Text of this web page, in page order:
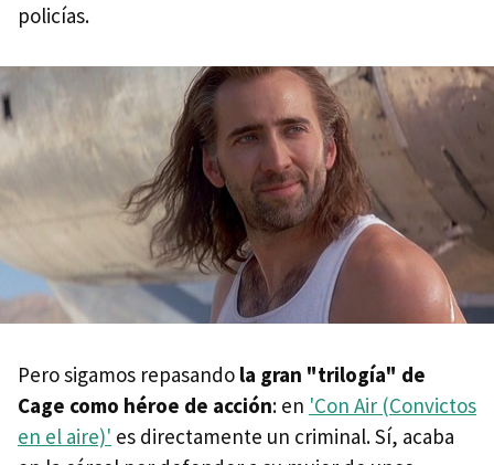
policías.
Pero sigamos repasando la gran "trilogía" de
Cage como héroe de acción: en 'Con Air (Convictos
en el aire)' es directamente un criminal. Sí, acaba